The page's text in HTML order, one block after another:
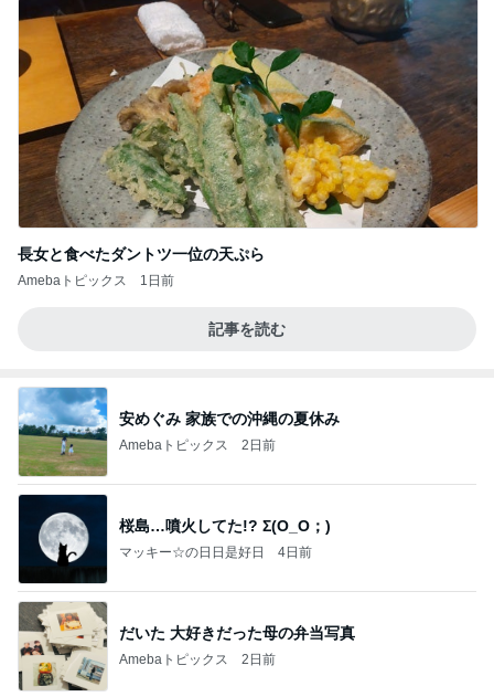
長女と食べたダントツ一位の天ぷら
Amebaトピックス 1日前
記事を読む
安めぐみ 家族での沖縄の夏休み
Amebaトピックス 2日前
桜島…噴火してた!? Σ(O_O；)
マッキー☆の日日是好日 4日前
だいた 大好きだった母の弁当写真
Amebaトピックス 2日前